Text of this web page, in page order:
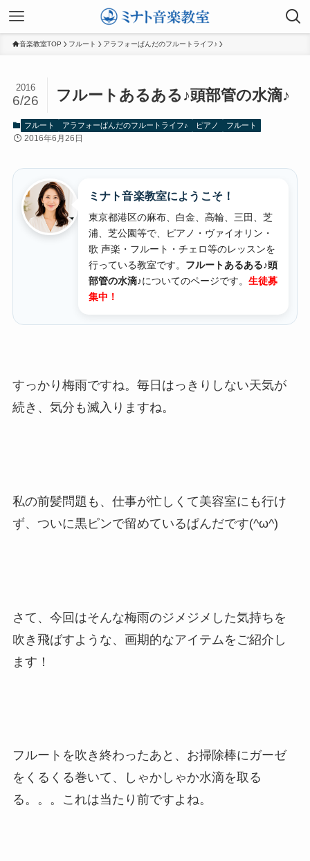
音楽教室TOP フルート アラフォーぱんだのフルートライフ♪
フルートあるある♪頭部管の水滴♪
2016
6/26
フルート アラフォーぱんだのフルートライフ♪ ピアノ フルート
2016年6月26日
ミナト音楽教室にようこそ！
東京都港区の麻布、白金、高輪、三田、芝
浦、芝公園等で、ピアノ・ヴァイオリン・
歌 声楽・フルート・チェロ等のレッスンを
行っている教室です。 フルートあるある♪頭
部管の水滴♪についてのページです。 生徒募
集中！
すっかり梅雨ですね。毎日はっきりしない天気が
続き、気分も滅入りますね。
私の前髪問題も、仕事が忙しくて美容室にも行け
ず、ついに黒ピンで留めているぱんだです(^ω^)
さて、今回はそんな梅雨のジメジメした気持ちを
吹き飛ばすような、画期的なアイテムをご紹介し
ます！
フルートを吹き終わったあと、お掃除棒にガーゼ
をくるくる巻いて、しゃかしゃか水滴を取る
る。。。これは当たり前ですよね。